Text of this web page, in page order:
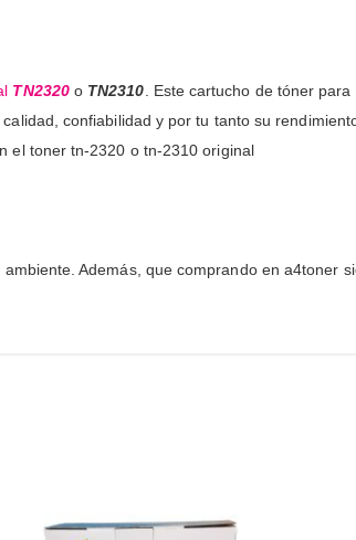
TN2320 o TN2310 . Este cartucho de tóner
confiabilidad y por tu tanto su
el toner tn-2320 o tn-2310 original
Además, que comprando en a4toner